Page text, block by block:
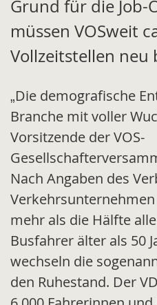
Grund für die Job-
müssen VOSweit
Vollzeitstellen neu
„Die demografische
Branche mit voller
Vorsitzende der VOS-
Nach Angaben des
mehr als die Hälfte
Busfahrer älter als 50
wechseln die
den Ruhestand. Der